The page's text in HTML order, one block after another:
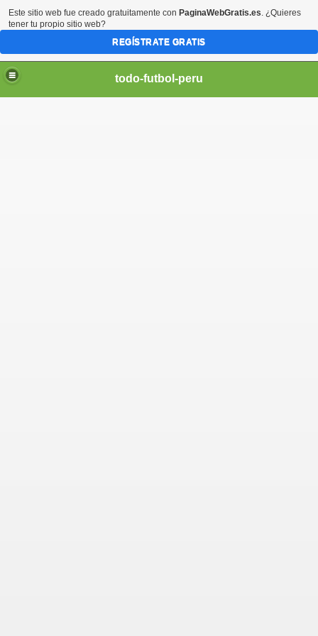
todo-futbol-peru
Este sitio web fue creado gratuitamente con PaginaWebGratis.es. ¿Quieres
tener tu propio sitio web?
REGÍSTRATE GRATIS